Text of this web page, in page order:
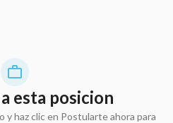
esta posicion
y haz clic en Postularte ahora para